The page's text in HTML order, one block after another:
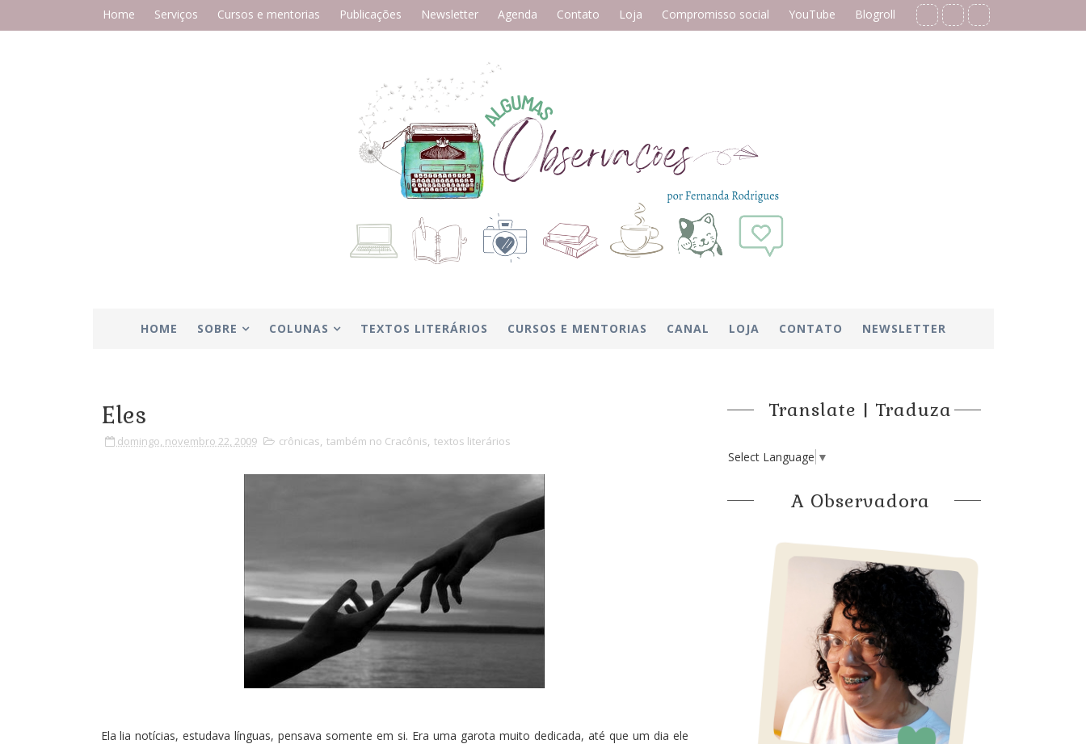
Home Serviços Cursos e mentorias Publicações Newsletter Agenda Contato Loja Compromisso social YouTube Blogroll
HOME SOBRE COLUNAS TEXTOS LITERÁRIOS CURSOS E MENTORIAS CANAL LOJA CONTATO NEWSLETTER
Eles
domingo, novembro 22, 2009 crônicas, também no Cracônis, textos literários
Ela lia notícias, estudava línguas, pensava somente em si. Era uma garota muito dedicada, até que um dia ele
Translate | Traduza
Select Language ▼
A Observadora